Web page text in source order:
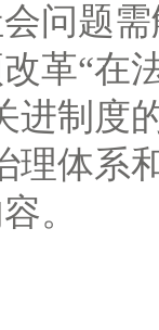
问题
革“在
进制度
理体系
。